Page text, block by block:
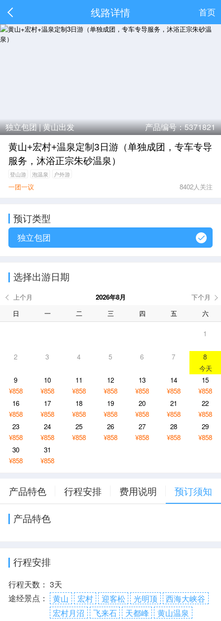
线路详情 首页
独立包团 |黄山出发 产品编号：5371821
黄山+宏村+温泉定制3日游（单独成团，专车专导
服务，沐浴正宗朱砂温泉）
登山游 泡温泉 户外游
一团一议 8402人关注
预订类型
独立包团
选择出游日期
2026年8月
日
一 二 三 四 五 六
1
2 3 4 5 6 7 8
9
¥858
10
¥858
11
¥858
12
¥858
13
¥858
14
¥858
15
¥858
16
¥858
17
¥858
18
¥858
19
¥858
20
¥858
21
¥858
22
¥858
23
¥858
24
¥858
25
¥858
26
¥858
27
¥858
28
¥858
29
¥858
30
¥858
31
¥858
产品特色 行程安排 费用说明 预订须知
产品特色
行程安排
行程天数： 3天
途经景点：
黄山 宏村 迎客松 光明顶
西海大峡谷
宏村月沼
飞来石 天都峰
黄山温泉